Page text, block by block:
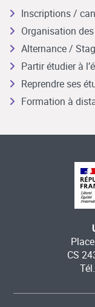
Inscriptions /
Organisation
Alternance /
Partir étudier à
Reprendre ses
Formation à
CS